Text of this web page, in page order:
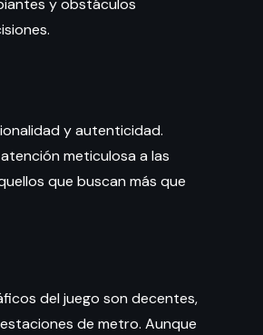
y autenticidad.
meticulosa a las
que buscan más que
del juego son decentes,
de metro. Aunque